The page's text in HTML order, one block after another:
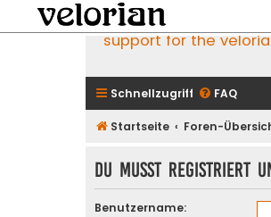
support for the
Schnellzugriff FAQ
Startseite Foren-
Du musst registriert
Benutzername: